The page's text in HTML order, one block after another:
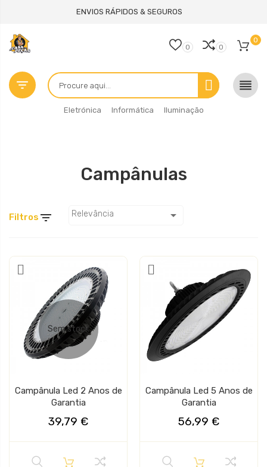
ENVIOS RÁPIDOS & SEGUROS
Eletrónica Informática Iluminação
0 0
0
 
Campânulas
Filtros  Relevância 
Sem stock
Campânula Led 2 Anos de
Garantia
39,79 €
Campânula Led 5 Anos de
Garantia
56,99 €